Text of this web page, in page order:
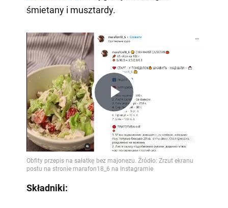
śmietany i musztardy.
Play
Video
Składniki: